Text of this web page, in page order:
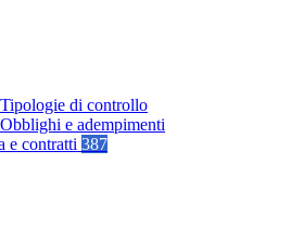
Tipologie di controllo
Obblighi e adempimenti
e contratti 387